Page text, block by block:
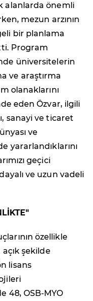
alanlarda önemli
mezun arzının
bir planlama
Program
üniversitelerin
ve araştırma
olanaklarını
eden Özvar, ilgili
sanayi ve ticaret
ve
yararlandıklarını
geçici
ve uzun vadeli
özellikle
şekilde
lisans
48, OSB-MYO